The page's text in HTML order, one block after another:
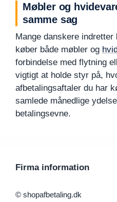
Møbler og
samme sag
Mange danskere indretter
køber både møbler og
forbindelse med flytning
vigtigt at holde styr på,
afbetalingsaftaler du har
samlede månedlige
betalingsevne.
Firma information
© shopafbetaling.dk